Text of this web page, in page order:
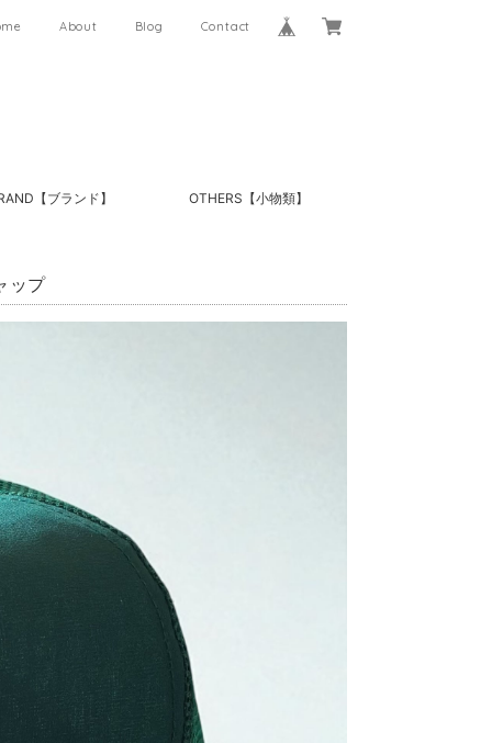
About Blog Contact
【ブランド】 OTHERS【小物類】
ップ